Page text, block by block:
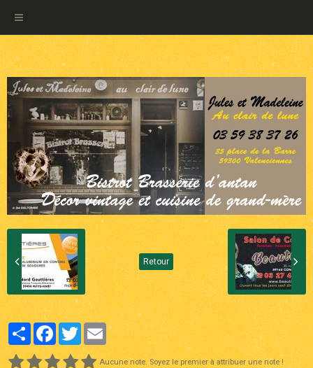
Retour
PartagerFacebookTwitterEmail
Aucune note. Soyez le premier à attribuer une note !